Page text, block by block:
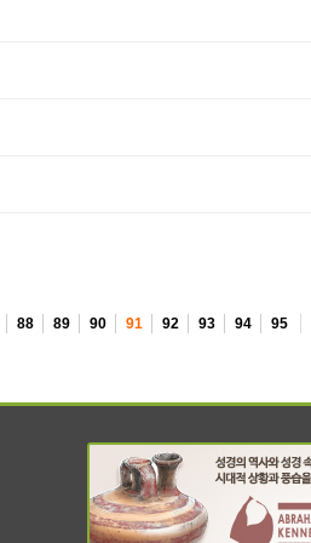
88 89 90 91 92 93 94 95